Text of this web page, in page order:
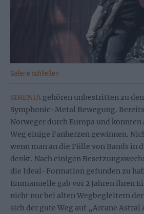
Galerie schließen
SIRENIA gehören unbestritten zu
Symphonic-Metal Bewegung.
Norweger durch Europa und
Weg einige Fanherzen gewinnen.
wenn man an die Fülle von Bands in
denkt. Nach einigen
die Ideal-Formation gefunden zu
Emmanuelle gab vor 2 Jahren ihren
nicht nur bei alten Wegbegleitern der
sich der gute Weg auf „Arcane